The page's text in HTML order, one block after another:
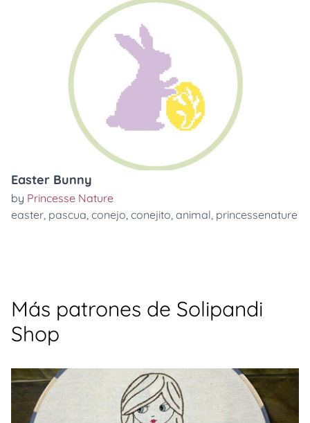
Easter Bunny
by Princesse Nature
easter, pascua, conejo, conejito, animal, princessenature
Más patrones de Solipandi
Shop